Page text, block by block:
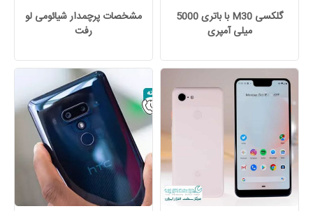
گلکسی M30 با باتری 5000
میلی آمپری
مشخصات پرچمدار شیائومی لو
رفت